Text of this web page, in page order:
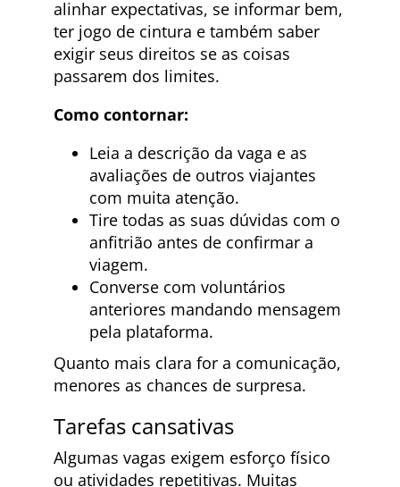
alinhar expectativas, se informar bem,
ter jogo de cintura e também saber
exigir seus direitos se as coisas
passarem dos limites.
Como contornar:
Leia a descrição da vaga e as
avaliações de outros viajantes
com muita atenção.
Tire todas as suas dúvidas com o
anfitrião antes de confirmar a
viagem.
Converse com voluntários
anteriores mandando mensagem
pela plataforma.
Quanto mais clara for a comunicação,
menores as chances de surpresa.
Tarefas cansativas
Algumas vagas exigem esforço físico
ou atividades repetitivas. Muitas